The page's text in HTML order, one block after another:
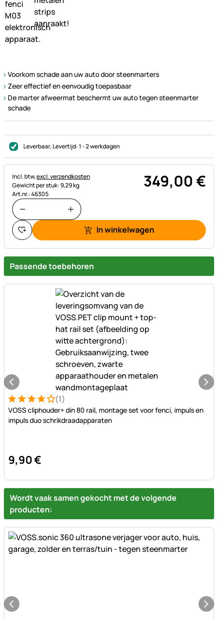
Voorkom schade aan uw auto door steenmarters
Zeer effectief en eenvoudig toepasbaar
De marter afweermat beschermt uw auto tegen steenmarter
schade
Leverbaar, Levertijd:1 - 2 werkdagen
Belastinginformatie:
Incl. btw,excl. verzendkosten
Gewicht per stuk: 9,29 kg
Art.nr.: 46305
349,00€
In winkelwagen
Passende toebehoren
Beoordeling: 4 van 5 (1 beoordelingen)
1 Bewertung(1)
VOSS cliphouder+ din 80 rail, montage set voor fenci, impuls en
impuls duo schrikdraadapparaten
9,90€
Wordt vaak samen gekocht met de volgende
producten: